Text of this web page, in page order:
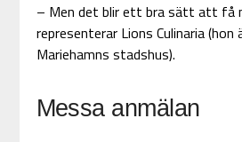
– Men det blir ett bra sätt att få
representerar Lions Culinaria
Mariehamns stadshus).
Messa anmälan